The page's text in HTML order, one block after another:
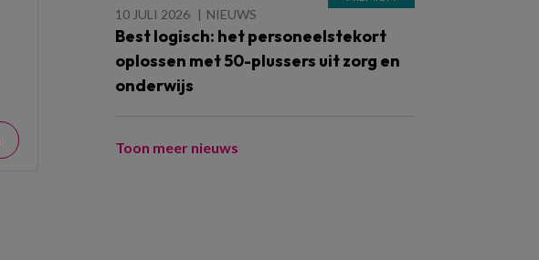
10 JULI 2026 NIEUWS
Best logisch: het personeelstekort
oplossen met 50-plussers uit zorg en
onderwijs
Toon meer nieuws